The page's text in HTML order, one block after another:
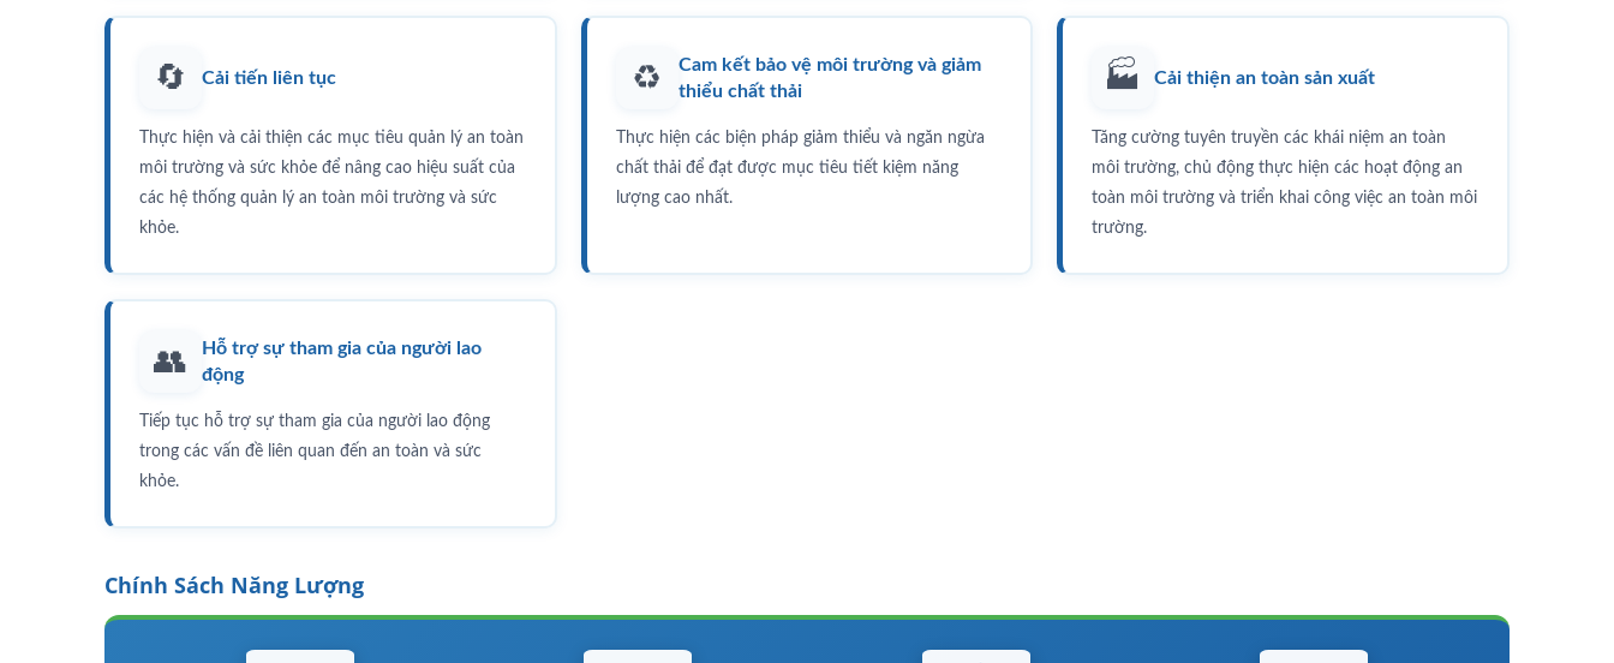
🔄 Cải tiến liên tục
Thực hiện và cải thiện các mục tiêu quản lý an toàn
môi trường và sức khỏe để nâng cao hiệu suất của
các hệ thống quản lý an toàn môi trường và sức
khỏe.
♻️
Cam kết bảo vệ môi trường và giảm
thiểu chất thải
Thực hiện các biện pháp giảm thiểu và ngăn ngừa
chất thải để đạt được mục tiêu tiết kiệm năng
lượng cao nhất.
🏭 Cải thiện an toàn sản xuất
Tăng cường tuyên truyền các khái niệm an toàn
môi trường, chủ động thực hiện các hoạt động an
toàn môi trường và triển khai công việc an toàn môi
trường.
👥
Hỗ trợ sự tham gia của người lao
động
Tiếp tục hỗ trợ sự tham gia của người lao động
trong các vấn đề liên quan đến an toàn và sức
khỏe.
Chính Sách Năng Lượng